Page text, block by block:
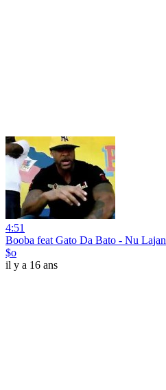
4:51
Booba feat Gato Da Bato - Nu Lajan
$o
il y a 16 ans